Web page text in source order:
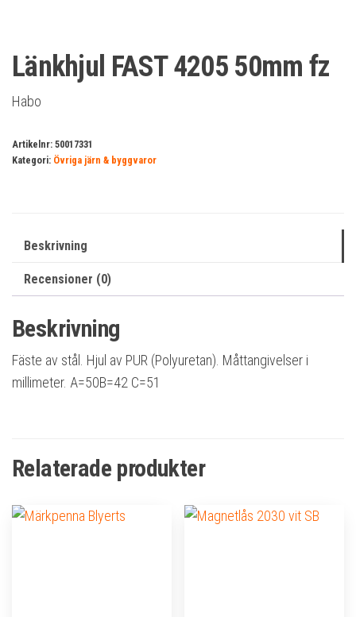
Länkhjul FAST 4205 50mm fz
Habo
Artikelnr: 50017331
Kategori: Övriga järn & byggvaror
Beskrivning
Recensioner (0)
Beskrivning
Fäste av stål. Hjul av PUR (Polyuretan). Måttangivelser i
millimeter. A=50B=42 C=51
Relaterade produkter